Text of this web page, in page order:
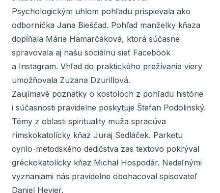
Psychologickým uhlom pohľadu prispievala ako
odborníčka Jana Bieščad. Pohľad manželky kňaza
dopĺňala Mária Hamarčáková, ktorá súčasne
spravovala aj našu sociálnu sieť Facebook
a Instagram. Vhľad do praktického prežívania viery
umožňovala Zuzana Dzurillová.
Zaujímavé poznatky o kostoloch z pohľadu histórie
i súčasnosti pravidelne poskytuje Štefan Podolinský.
Témy z oblasti spirituality muža spracúva
rímskokatolícky kňaz Juraj Sedláček. Parketu
cyrilo-metodského dedičstva zas textovo pokrýval
gréckokatolícky kňaz Michal Hospodár. Nedeľnými
vyznaniami nás pravidelne obohacoval spisovateľ
Daniel Hevier.